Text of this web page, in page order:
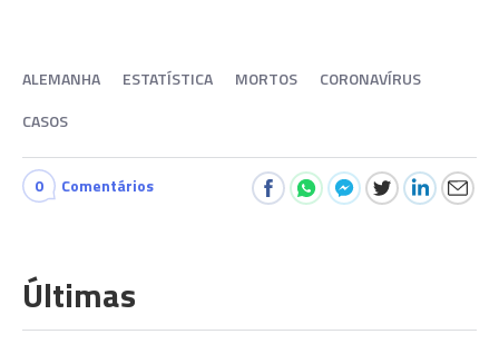
ALEMANHA ESTATÍSTICA MORTOS
CORONAVÍRUS
CASOS
0 Comentários
Últimas